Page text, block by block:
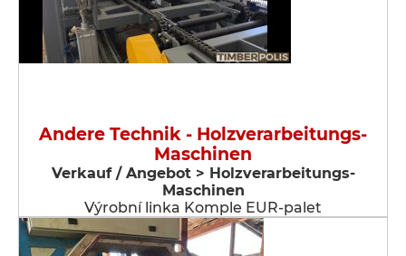
Andere Technik - Holzverarbeitungs-
Maschinen
Verkauf / Angebot > Holzverarbeitungs-
Maschinen
Výrobní linka Komple EUR-palet